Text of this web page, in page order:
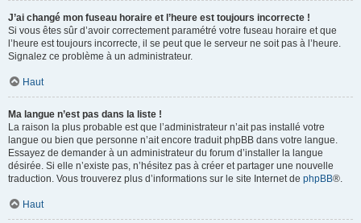
J’ai changé mon fuseau horaire et l’heure est toujours incorrecte !
Si vous êtes sûr d’avoir correctement paramétré votre fuseau horaire et que
l’heure est toujours incorrecte, il se peut que le serveur ne soit pas à l’heure.
Signalez ce problème à un administrateur.
Haut
Ma langue n’est pas dans la liste !
La raison la plus probable est que l’administrateur n’ait pas installé votre
langue ou bien que personne n’ait encore traduit phpBB dans votre langue.
Essayez de demander à un administrateur du forum d’installer la langue
désirée. Si elle n’existe pas, n’hésitez pas à créer et partager une nouvelle
traduction. Vous trouverez plus d’informations sur le site Internet de phpBB®.
Haut